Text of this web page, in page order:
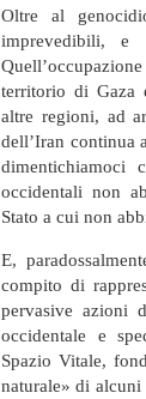
Oltre al
imprevedibili,
territorio di Gaza
altre regioni, ad
dell’Iran continua
occidentali non
Stato a cui non
E,
compito di
pervasive azioni
occidentale e
Spazio Vitale,
naturale» di